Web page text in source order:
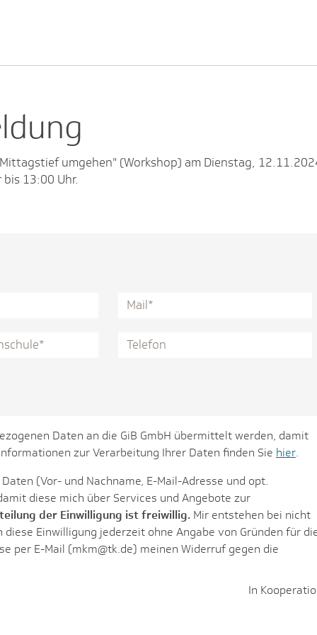
umgehen" (Workshop) am Dienstag,
13:00 Uhr.
Daten an die GiB GmbH übermittelt werden, damit
zur Verarbeitung Ihrer Daten finden Sie hier.
(Vor- und Nachname, E-Mail-Adresse und opt.
diese mich über Services und Angebote zur
der Einwilligung ist freiwillig. Mir entstehen bei nicht
Einwilligung jederzeit ohne Angabe von Gründen für
per E-Mail (mkm@tk.de) meinen Widerruf gegen die
In